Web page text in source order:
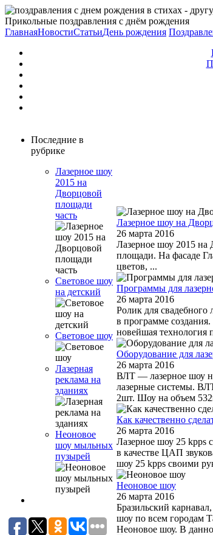
Прикольные поздравления с днём рождения
ГлавнаяНовостиСтатьиДень рождения
Последние в
рубрике
Лазерное шоу
2015 на
Дворцовой
площади
часть
Световое шоу
на детский
Световое шоу
Лазерная
реклама на
зданиях
Неоновое
шоу мыльных
пузырей
Лазерное шоу на
26 марта 2016
Лазерное шоу 2015
площади. На фасаде
цветов, ...
Программы для
26 марта 2016
Ролик для
в программе
новейшая технология
Оборудование для
26 марта 2016
ВЛТ — лазерное шоу
лазерные системы.
2шт. Шоу на объем
Как качественно
26 марта 2016
Лазерное шоу 25 kpps
в качестве ЦАП
шоу 25 kpps своими
Неоновое шоу
26 марта 2016
Бразильский
шоу по всем городам
Неоновое шоу. В